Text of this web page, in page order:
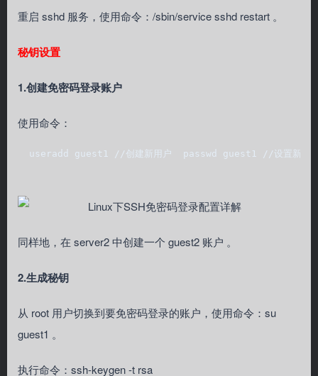
重启 sshd 服务，使用命令：/sbin/service sshd restart 。
秘钥设置
1.创建免密码登录账户
使用命令：
useradd guest1 //创建新用户  passwd guest1 //设置新用
同样地，在 server2 中创建一个 guest2 账户 。
2.生成秘钥
从 root 用户切换到要免密码登录的账户，使用命令：su
guest1 。
执行命令：ssh-keygen -t rsa